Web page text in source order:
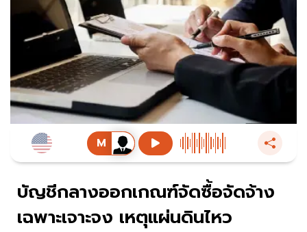
บัญชีกลางออกเกณฑ์จัดซื้อจัดจ้าง
เฉพาะเจาะจง เหตุแผ่นดินไหว